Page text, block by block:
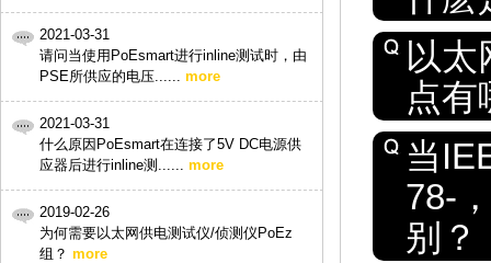
以
点有
当
78-
别？
2021-03-31
请问当使用PoEsmart进行inline测试时，由
PSE所供应的电压...... more
2021-03-31
什么原因PoEsmart在连接了5V DC电源供
应器后进行inline测...... more
2019-02-26
为何需要以太网供电测试仪/侦测仪PoEz
组？ more